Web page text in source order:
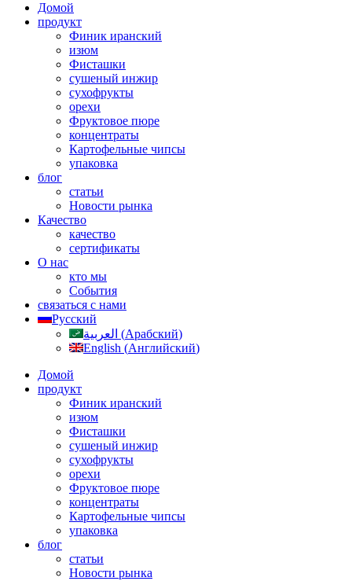
Домой
продукт
Финик иранский
изюм
Фисташки
сушеный инжир
сухофрукты
орехи
Фруктовое пюре
концентраты
Картофельные чипсы
упаковка
блог
статьи
Новости рынка
Качество
качество
сертификаты
О нас
кто мы
События
связаться с нами
Русский
العربية (Арабский)
English (Английский)
Домой
продукт
Финик иранский
изюм
Фисташки
сушеный инжир
сухофрукты
орехи
Фруктовое пюре
концентраты
Картофельные чипсы
упаковка
блог
статьи
Новости рынка